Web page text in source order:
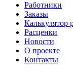
Работники
Заказы
Калькулятор
Расценки
Новости
О проекте
Контакты